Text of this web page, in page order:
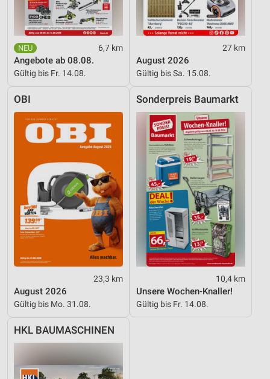
6,7 km
Angebote ab 08.08.
Gültig bis Fr. 14.08.
27 km
August 2026
Gültig bis Sa. 15.08.
OBI
23,3 km
August 2026
Gültig bis Mo. 31.08.
Sonderpreis Baumarkt
10,4 km
Unsere Wochen-Knaller!
Gültig bis Fr. 14.08.
HKL BAUMASCHINEN
Werbung